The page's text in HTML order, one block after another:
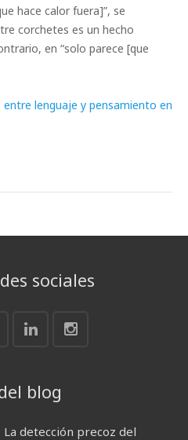
hace calor fuera]”, se
corchetes es un hecho
en “solo parece [que
lenguaje y pensamiento en
sociales
blog
detección precoz del